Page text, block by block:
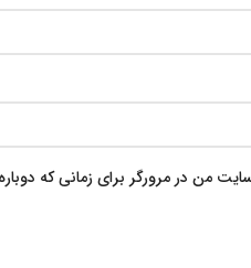
من در مرورگر برای زمانی که